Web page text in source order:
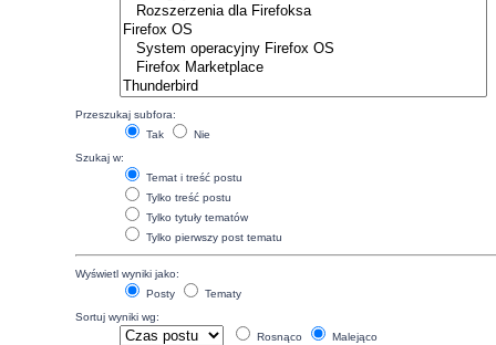
Przeszukaj subfora:
Tak
Nie
Szukaj w:
Temat i treść postu
Tylko treść postu
Tylko tytuły tematów
Tylko pierwszy post tematu
Wyświetl wyniki jako:
Posty
Tematy
Sortuj wyniki wg:
Rosnąco
Malejąco